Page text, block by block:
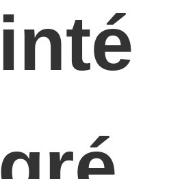
inté